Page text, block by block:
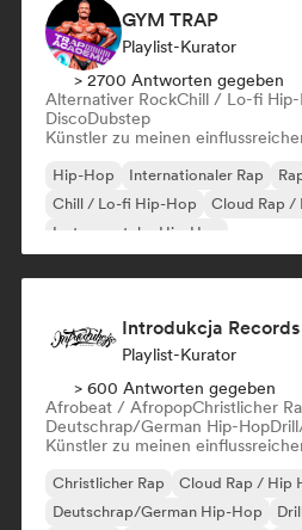
GYM TRAP
Playlist-Kurator
> 2700 Antworten gegeben
Alternativer RockChill / Lo-fi Hip-
DiscoDubstep
Künstler zu meinen
Hip-Hop Internationaler Rap
Chill / Lo-fi Hip-Hop
Cloud Rap /
Instrumentaler Hip-Hop
Introdukcja Records
Playlist-Kurator
> 600 Antworten gegeben
Afrobeat / AfropopChristlicher
Deutschrap/German Hip-Hop
Künstler zu meinen
Christlicher Rap
Cloud Rap / Hip
Deutschrap/German Hip-Hop